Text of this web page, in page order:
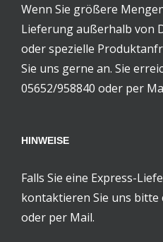
Wenn Sie größere
Lieferung außerhalb von
oder spezielle
Sie uns gerne an. Sie
05652/958840 oder per
HINWEISE
Falls Sie eine Express-
kontaktieren Sie uns
oder per Mail.